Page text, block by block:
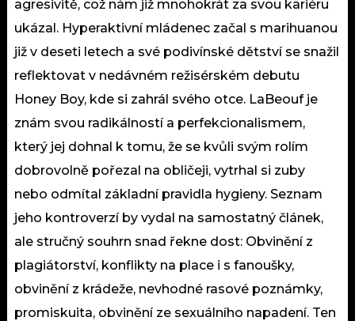
agresivitě, což nám již mnohokrát za svou kariéru
ukázal. Hyperaktivní mládenec začal s marihuanou
již v deseti letech a své podivínské dětství se snažil
reflektovat v nedávném režisérském debutu
Honey Boy, kde si zahrál svého otce. LaBeouf je
znám svou radikálností a perfekcionalismem,
který jej dohnal k tomu, že se kvůli svým rolím
dobrovolně pořezal na obličeji, vytrhal si zuby
nebo odmítal základní pravidla hygieny. Seznam
jeho kontroverzí by vydal na samostatný článek,
ale stručný souhrn snad řekne dost: Obvinění z
plagiátorství, konflikty na place i s fanoušky,
obvinění z krádeže, nevhodné rasové poznámky,
promiskuita, obvinění ze sexuálního napadení. Ten